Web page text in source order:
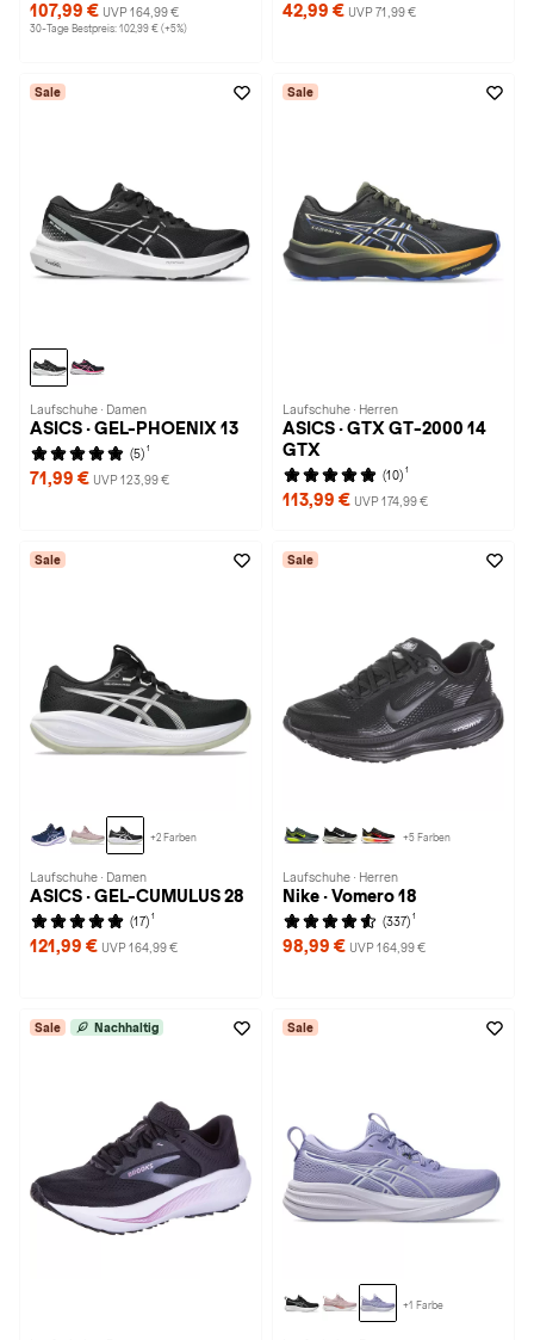
107,99 € UVP 164,99 €
30-Tage Bestpreis: 102,99 € (+5%)
42,99 € UVP 71,99 €
Sale
Laufschuhe · Damen
ASICS · GEL-PHOENIX 13
(5) 1
71,99 € UVP 123,99 €
Sale
Laufschuhe · Herren
ASICS · GTX GT-2000 14
GTX
(10) 1
113,99 € UVP 174,99 €
Sale
+2 Farben
Laufschuhe · Damen
ASICS · GEL-CUMULUS 28
(17) 1
121,99 € UVP 164,99 €
Sale
+5 Farben
Laufschuhe · Herren
Nike · Vomero 18
(337) 1
98,99 € UVP 164,99 €
Sale Nachhaltig Sale
+1 Farbe